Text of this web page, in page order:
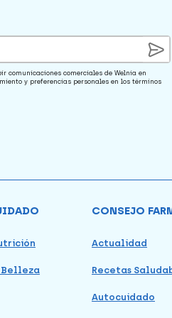
comunicaciones comerciales de Welnia en
y preferencias personales en los términos
Belleza
CONSEJO
Actualidad
Recetas
Autocuidado